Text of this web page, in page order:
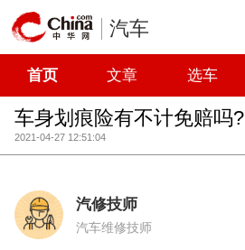
汽车
首页 文章 选车
车身划痕险有不计免赔吗?
2021-04-27 12:51:04
汽修技师
汽车维修技师